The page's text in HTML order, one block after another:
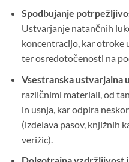
Spodbujanje
Ustvarjanje natančnih
koncentracijo, kar
ter osredotočenosti na
Vsestranska ustvarjalna
različnimi materiali, od
in usnja, kar odpira
(izdelava pasov, knjižnih
verižic).